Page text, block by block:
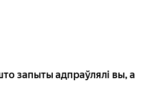
запыты адпраўлялі вы, а